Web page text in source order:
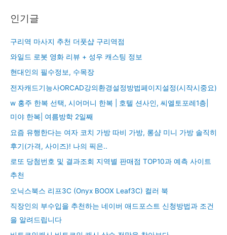
인기글
구리역 마사지 추천 더풋샵 구리역점
와일드 로봇 영화 리뷰 + 성우 캐스팅 정보
현대인의 필수정보, 수목장
전자캐드기능사ORCAD강의환경설정방법페이지설정(시작시중요)
w 홍주 한복 선택, 시어머니 한복 | 호텔 션사인, 씨엘토포레1층|
미야 한복| 여름방학 2일째
요즘 유행한다는 여자 코치 가방 따비 가방, 롱샴 미니 가방 솔직히
후기(가격, 사이즈)! 나의 픽은..
로또 당첨번호 및 결과조회 지역별 판매점 TOP10과 예측 사이트
추천
오닉스북스 리프3C (Onyx BOOX Leaf3C) 컬러 북
직장인의 부수입을 추천하는 네이버 애드포스트 신청방법과 조건
을 알려드립니다